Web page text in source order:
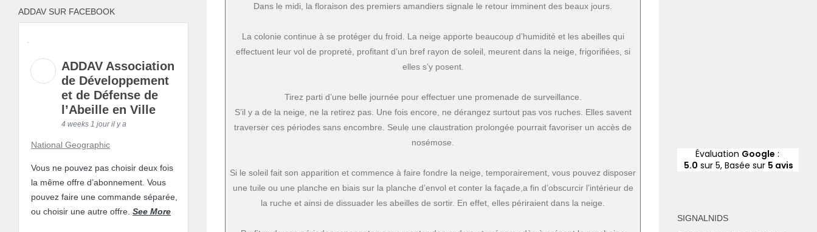
Dans le midi, la floraison des premiers amandiers signale le retour imminent des beaux jours.
La colonie continue à se protéger du froid. La neige apporte beaucoup d’humidité et les abeilles qui
effectuent leur vol de propreté, profitant d’un bref rayon de soleil, meurent dans la neige, frigorifiées, si
elles s’y posent.
Tirez parti d’une belle journée pour effectuer une promenade de surveillance.
S’il y a de la neige, ne la retirez pas. Une fois encore, ne dérangez surtout pas vos ruches. Elles savent
traverser ces périodes sans encombre. Seule une claustration prolongée pourrait favoriser un accès de
nosémose.
Si le soleil fait son apparition et commence à faire fondre la neige, temporairement, vous pouvez disposer
une tuile ou une planche en biais sur la planche d’envol et conter la façade,a fin d’obscurcir l’intérieur de
la ruche et ainsi de dissuader les abeilles de sortir. En effet, elles périraient dans la neige.
ADDAV SUR FACEBOOK
ADDAV Association
de Développement
et de Défense de
l’Abeille en Ville
4 weeks 1 jour il y a
National Geographic
Vous ne pouvez pas choisir deux fois
la même offre d’abonnement. Vous
pouvez faire une commande séparée,
ou choisir une autre offre. See More
il y a 5 ans
Association pour la défense
de l’abeille en ville et de
l’apiculture urbaine
Évaluation Google :
5.0 sur 5, Basée sur 5 avis
SIGNALNIDS